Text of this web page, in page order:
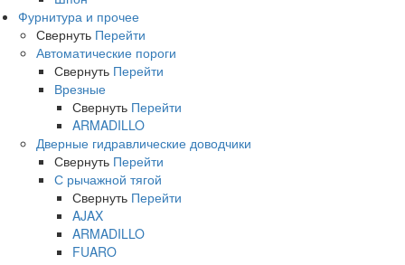
Фурнитура и прочее
Свернуть Перейти
Автоматические пороги
Свернуть Перейти
Врезные
Свернуть Перейти
ARMADILLO
Дверные гидравлические доводчики
Свернуть Перейти
С рычажной тягой
Свернуть Перейти
AJAX
ARMADILLO
FUARO